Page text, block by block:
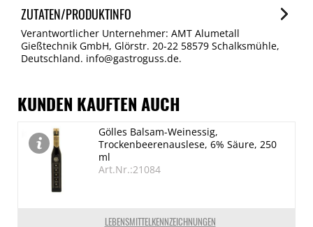
ZUTATEN/PRODUKTINFO
Verantwortlicher Unternehmer: AMT Alumetall
Gießtechnik GmbH, Glörstr. 20-22 58579 Schalksmühle,
Deutschland. info@gastroguss.de.
KUNDEN KAUFTEN AUCH
LEBENSMITTELKENNZEICHNUNGEN
Gölles Balsam-Weinessig,
Trockenbeerenauslese, 6% Säure, 250
ml
Art.Nr.:21084